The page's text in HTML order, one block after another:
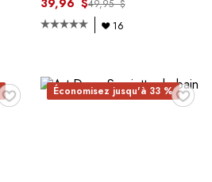
39,96 $49,95 $
16
♥ ♥
Économisez jusqu'à 33 %